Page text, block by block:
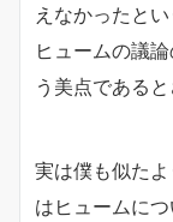
えなかったと
ヒュームの議
う美点であると
実は僕も似た
はヒュームに